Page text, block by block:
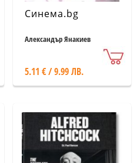
Синема.bg
Александър Янакиев
5.11 € / 9.99 ЛВ.